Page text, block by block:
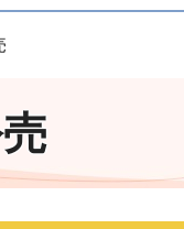
じ